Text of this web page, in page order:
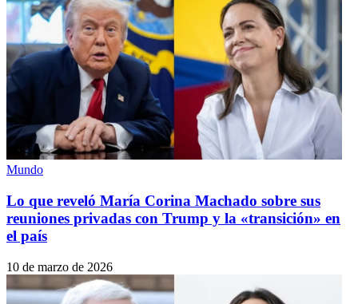
Mundo
Lo que reveló María Corina Machado sobre sus
reuniones privadas con Trump y la «transición» en
el país
10 de marzo de 2026